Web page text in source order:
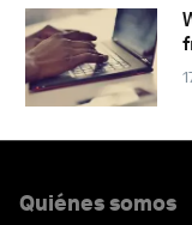
Quiénes somos